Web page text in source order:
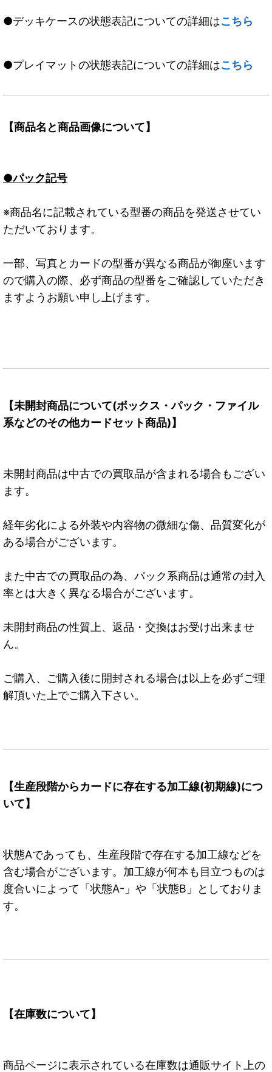
●デッキケースの状態表記についての詳細はこちら
●プレイマットの状態表記についての詳細はこちら
【商品名と商品画像について】
●パック記号
※商品名に記載されている型番の商品を発送させてい
ただいております。
一部、写真とカードの型番が異なる商品が御座います
ので購入の際、必ず商品の型番をご確認していただき
ますようお願い申し上げます。
【未開封商品について(ボックス・パック・ファイル
系などのその他カードセット商品)】
未開封商品は中古での買取品が含まれる場合もござい
ます。
経年劣化による外装や内容物の微細な傷、品質変化が
ある場合がございます。
また中古での買取品の為、パック系商品は通常の封入
率とは大きく異なる場合がございます。
未開封商品の性質上、返品・交換はお受け出来ませ
ん。
ご購入、ご購入後に開封される場合は以上を必ずご理
解頂いた上でご購入下さい。
【生産段階からカードに存在する加工線(初期線)につ
いて】
状態Aであっても、生産段階で存在する加工線などを
含む場合がございます。加工線が何本も目立つものは
度合いによって「状態A-」や「状態B」としておりま
す。
【在庫数について】
商品ページに表示されている在庫数は通販サイト上の